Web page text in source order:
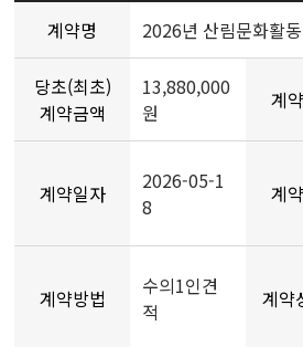
계약명 2026년 산림문화활
당초(최초)
계약금액
13,880,000
원
계
계약일자
2026-05-1
8
계
계약방법
수의1인견
적
계약